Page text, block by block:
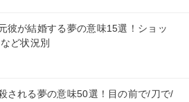
彼が結婚する夢の意味15選！ショッ
ど状況別
される夢の意味50選！目の前で/刀で/